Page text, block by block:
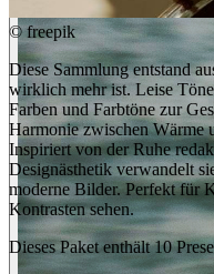
©freepik
Diese Sammlung entstand
wirklich mehr ist. Leise
Farben und Farbtöne zur
Harmonie zwischen Wärme
Inspiriert von der Ruhe
Designästhetik verwandelt
moderne Bilder. Perfekt für
Kontrasten sehen.
Dieses Paket enthält 10